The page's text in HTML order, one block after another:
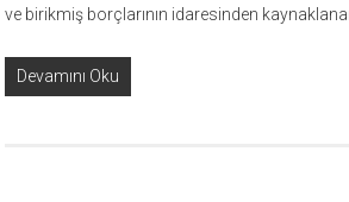
ve birikmiş borçlarının idaresinden
Devamını Oku